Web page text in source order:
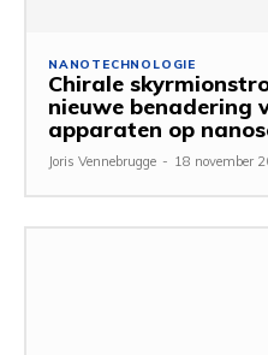
NANOTECHNOLOGIE
Chirale
nieuwe benadering
apparaten op
Joris Vennebrugge - 18 november